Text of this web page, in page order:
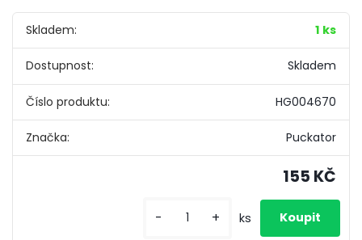
Skladem: 1 ks
Dostupnost: Skladem
Číslo produktu: HG004670
Značka: Puckator
155 KČ
- + ks